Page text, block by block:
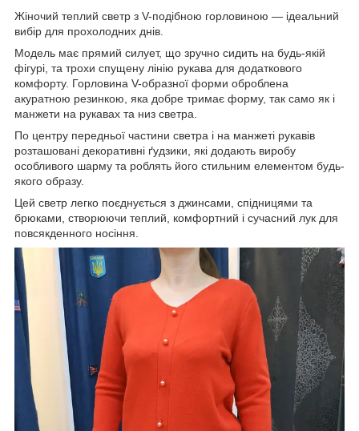
Жіночий теплий светр з V-подібною горловиною — ідеальний
вибір для прохолодних днів.
Модель має прямий силует, що зручно сидить на будь-якій
фігурі, та трохи спущену лінію рукава для додаткового
комфорту. Горловина V-образної форми оброблена
акуратною резинкою, яка добре тримає форму, так само як і
манжети на рукавах та низ светра.
По центру передньої частини светра і на манжеті рукавів
розташовані декоративні ґудзики, які додають виробу
особливого шарму та роблять його стильним елементом будь-
якого образу.
Цей светр легко поєднується з джинсами, спідницями та
брюками, створюючи теплий, комфортний і сучасний лук для
повсякденного носіння.